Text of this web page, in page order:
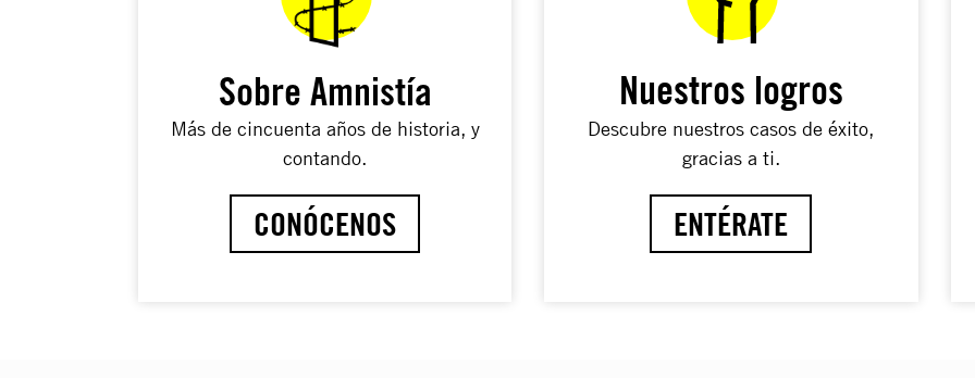
Sobre Amnistía
Más de cincuenta años de historia, y
contando.
CONÓCENOS
Nuestros logros
Descubre nuestros casos de éxito,
gracias a ti.
ENTÉRATE